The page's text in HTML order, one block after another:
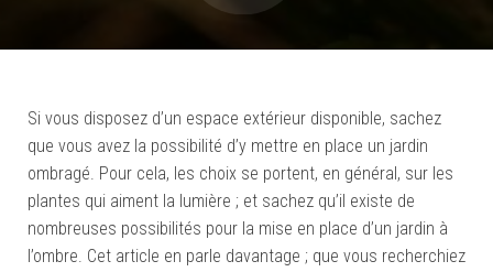
Si vous disposez d’un espace extérieur disponible, sachez
que vous avez la possibilité d’y mettre en place un jardin
ombragé. Pour cela, les choix se portent, en général, sur les
plantes qui aiment la lumière ; et sachez qu’il existe de
nombreuses possibilités pour la mise en place d’un jardin à
l’ombre. Cet article en parle davantage ; que vous recherchiez